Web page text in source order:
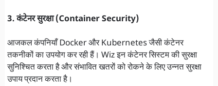
3. कंटेनर सुरक्षा (Container Security)
आजकल कंपनियाँ Docker और Kubernetes जैसी कंटेनर
तकनीकों का उपयोग कर रही हैं। Wiz इन कंटेनर सिस्टम की सुरक्षा
सुनिश्चित करता है और संभावित खतरों को रोकने के लिए उन्नत सुरक्षा
उपाय प्रदान करता है।